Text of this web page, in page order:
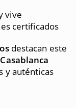
vive
certificados
destacan este
y auténticas